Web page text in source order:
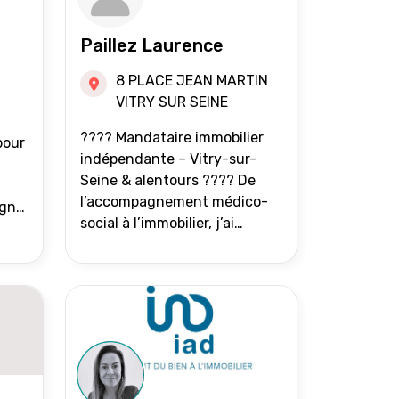
Paillez Laurence
8 PLACE JEAN MARTIN
VITRY SUR SEINE
???? Mandataire immobilier
indépendante – Vitry-sur-
Seine & alentours ???? De
l’accompagnement médico-
social à l’immobilier, j’ai
gens à avancer sereinement.
Aujourd’hui, j’accompagne
mes clients avec franchise,
écoute et énergie pour
vendre ou acheter leur bien
immobilier. ???? 300 familles
accompagnées en 8 ans, 90 %